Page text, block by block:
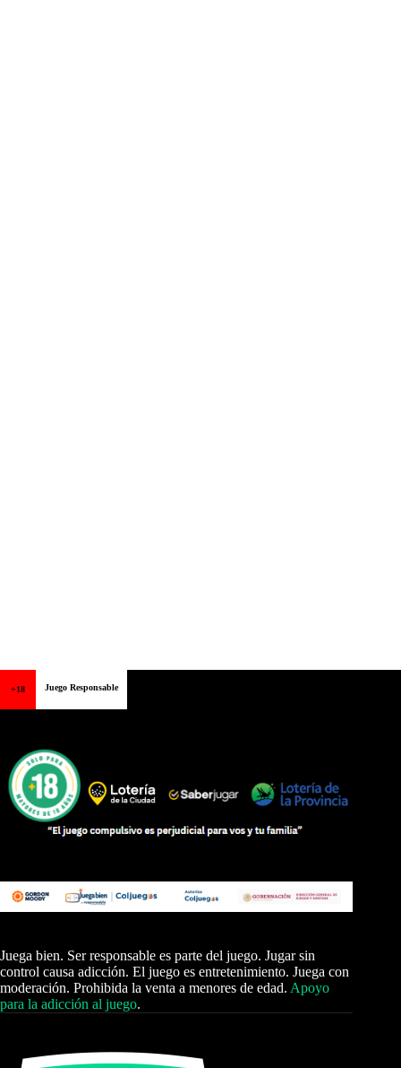
+18 Juego Responsable
Juega bien. Ser responsable es parte del juego. Jugar sin
control causa adicción. El juego es entretenimiento. Juega con
moderación. Prohibida la venta a menores de edad. Apoyo
para la adicción al juego.